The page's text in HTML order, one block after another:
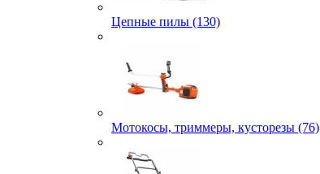
Цепные пилы (130)
Мотокосы, триммеры, кусторезы (76)